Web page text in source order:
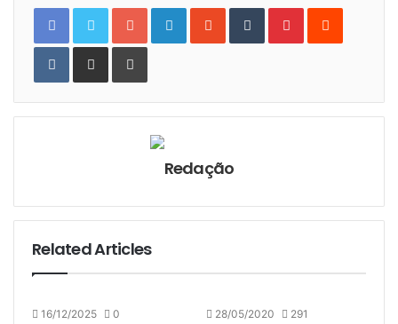
Google+LinkedInStumbleUpon
TumblrPinterestReddit
VKontakteShare
Email
Print
Redação
Related Articles
16/12/2025 0 28/05/2020 291